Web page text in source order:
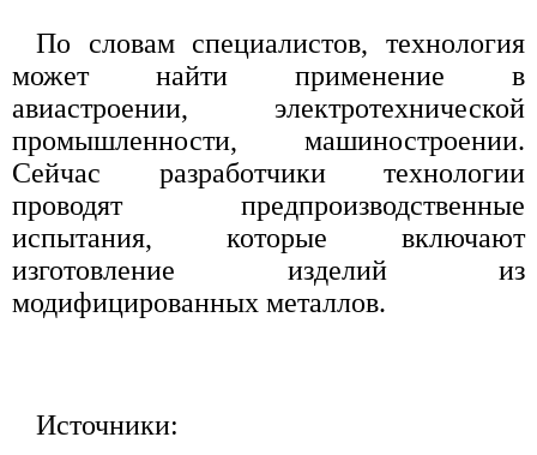
По словам специалистов, технология
может найти применение в
авиастроении, электротехнической
промышленности, машиностроении.
Сейчас разработчики технологии
проводят предпроизводственные
испытания, которые включают
изготовление изделий из
модифицированных металлов.
Источники: